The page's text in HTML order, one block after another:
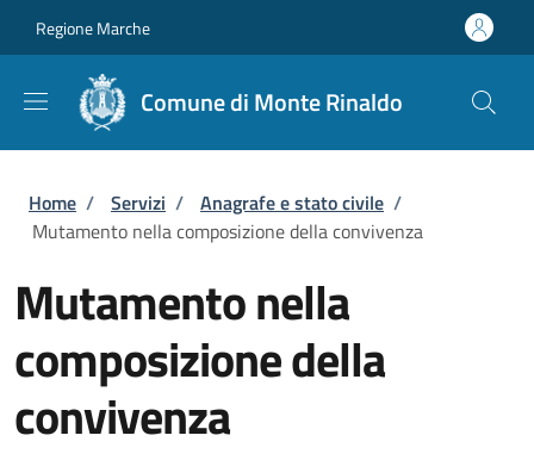
Regione Marche
Comune di Monte Rinaldo
Briciole di pane
Home / Servizi / Anagrafe e stato civile /
Mutamento nella composizione della convivenza
Mutamento nella
composizione della
convivenza